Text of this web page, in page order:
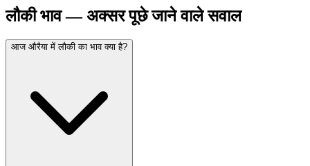
लौकी भाव — अक्सर पूछे जाने वाले सवाल
आज औरैया में लौकी का भाव क्या है?